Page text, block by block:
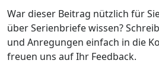
War dieser Beitrag nützlich für
über Serienbriefe wissen?
und Anregungen einfach in die
freuen uns auf Ihr Feedback.